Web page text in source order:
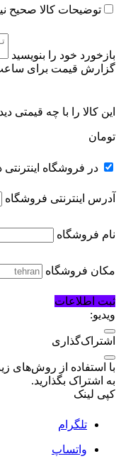
توضیحات کالا صحیح
بازخورد خود را بنویسید
گزارش قیمت برای ساعت بن تن با 10
این کالا را با چه قیمتی
تومان
در فروشگاه اینترنتی
آدرس اینترنتی فروشگاه
نام فروشگاه
مکان فروشگاه
ثبت اطلاعات
ویدیو:
اشتراک‌گذاری
با استفاده از روش‌های
به اشتراک بگذارید.
کپی لینک
تلگرام
واتساپ